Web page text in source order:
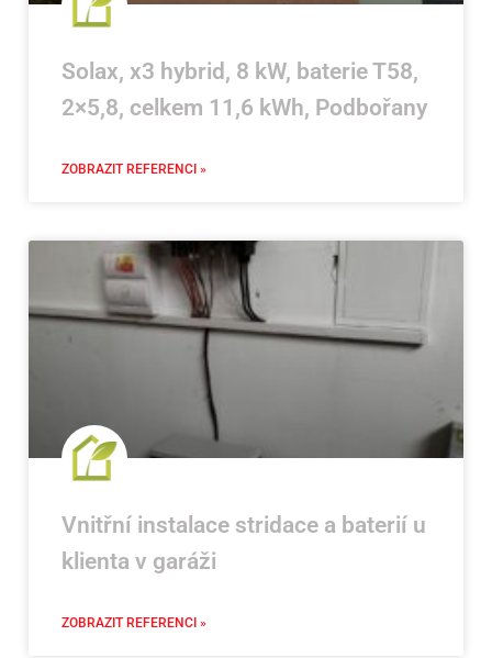
Solax, x3 hybrid, 8 kW, baterie T58,
2×5,8, celkem 11,6 kWh, Podbořany
ZOBRAZIT REFERENCI »
Vnitřní instalace stridace a baterií u
klienta v garáži
ZOBRAZIT REFERENCI »